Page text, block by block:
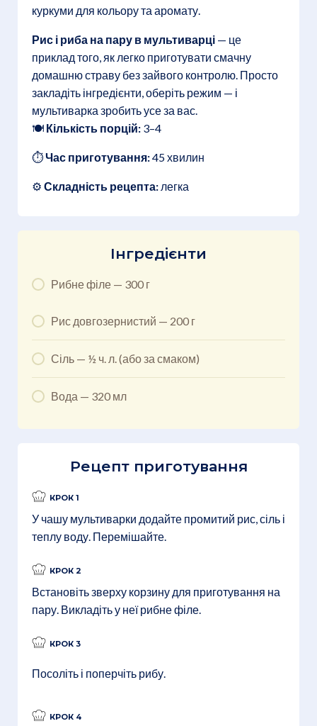
куркуми для кольору та аромату.
Рис і риба на пару в мультиварці — це
приклад того, як легко приготувати смачну
домашню страву без зайвого контролю. Просто
закладіть інгредієнти, оберіть режим — і
мультиварка зробить усе за вас.
🍽 Кількість порцій: 3–4
⏱Час приготування:45 хвилин
⚙️ Складність рецепта: легка
Інгредієнти
Рибне філе — 300 г
Рис довгозернистий — 200 г
Сіль — ½ ч. л. (або за смаком)
Вода — 320 мл
Рецепт приготування
КРОК 1
У чашу мультиварки додайте промитий рис, сіль і
теплу воду. Перемішайте.
КРОК 2
Встановіть зверху корзину для приготування на
пару. Викладіть у неї рибне філе.
КРОК 3
Посоліть і поперчіть рибу.
КРОК 4